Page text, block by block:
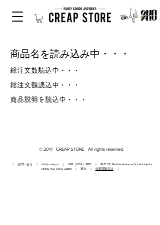
商品名を読み込み中・・・
総注文数読込中・・・
総注文額読込中・・・
商品説明を読込中・・・
© 2017 CREAP STORE All rights reserved.
｜ お問い合せ ｜ info@creap.co｜ 042（659）1870 ｜ 81-11 2F, Nishiterakatamachi, Hachioji-shi,
Tokyo, 192-0153, Japan ｜ 東京 ｜ 特定商取引法｜